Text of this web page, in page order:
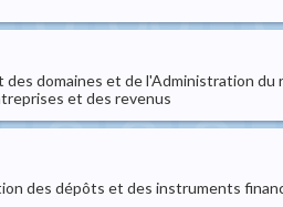
domaines et de l'Administration
et des revenus
des dépôts et des instruments